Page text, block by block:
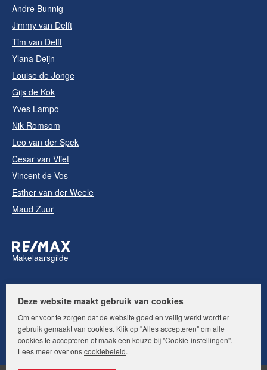
Andre Bunnig
Jimmy van Delft
Tim van Delft
Ylana Deijn
Louise de Jonge
Gijs de Kok
Yves Lampo
Nik Romsom
Leo van der Spek
Cesar van Vliet
Vincent de Vos
Esther van der Weele
Maud Zuur
Makelaarsgilde
Deze website maakt gebruik van cookies
Om er voor te zorgen dat de website goed en veilig werkt wordt er
gebruik gemaakt van cookies. Klik op "Alles accepteren" om alle
cookies te accepteren of maak een keuze bij "Cookie-instellingen".
Lees meer over onscookiebeleid.